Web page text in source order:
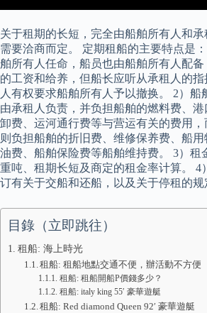
关于租期的长短，完全由船舶所有人和
需要洽商而定。 定期租船的主要特点是
舶所有人任命，船员也由船舶所有人配
的工资和给养，但船长应听从承租人的指
人有权要求船舶所有人予以撤换。 2）船
由承租人负责，并负担船舶的燃料费、
卸费、运河通行费等与营运有关的费用，
则负担船舶的折旧费、维修保养费、船
油费、船舶保险费等船舶维持费。 3）租
重吨、租期长短及商定的租金率计算。 4
订有关于交船和还船，以及关于停租的规
目錄（立即跳往）
租船: 海上時光
租船: 租船地點交通不便，辦活動不方便
租船: 租船開船P價錢多少？
租船: italy king 55′ 豪華遊艇
租船: Red diamond Queen 92′ 豪華遊艇